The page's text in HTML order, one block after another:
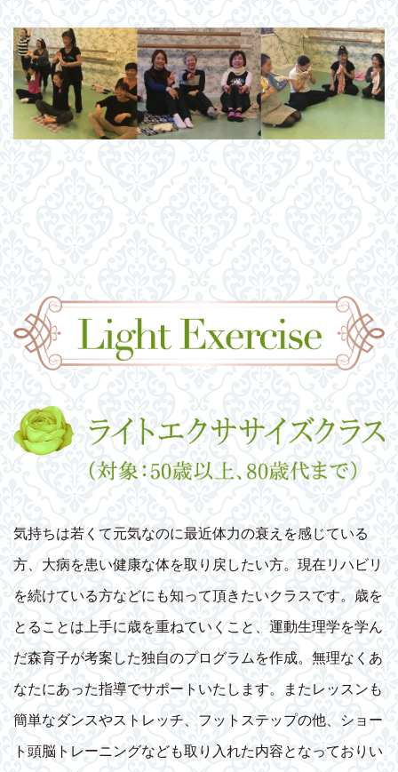
気持ちは若くて元気なのに最近体力の衰えを感じている
方、大病を患い健康な体を取り戻したい方。現在リハビリ
を続けている方などにも知って頂きたいクラスです。歳を
とることは上手に歳を重ねていくこと、運動生理学を学ん
だ森育子が考案した独自のプログラムを作成。無理なくあ
なたにあった指導でサポートいたします。またレッスンも
簡単なダンスやストレッチ、フットステップの他、ショー
ト頭脳トレーニングなども取り入れた内容となっておりい